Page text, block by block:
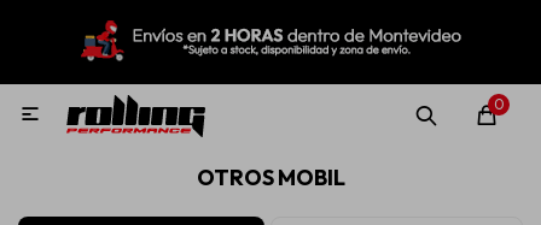
0

OTROS MOBIL
MI CUENTA
Nuevo! Rolling Repuestos